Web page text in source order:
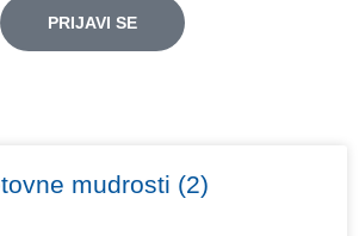
PRIJAVI SE
mudrosti (2)